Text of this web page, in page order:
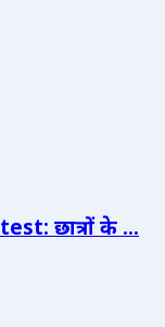
छात्रों के ...